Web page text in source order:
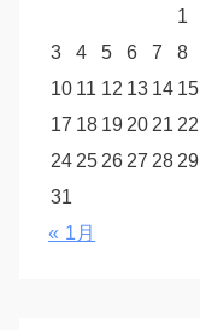
1
3
4 5 6 7 8
10 11 12 13 14 15
17 18 19 20 21 22
24 25 26 27 28 29
31
« 1月